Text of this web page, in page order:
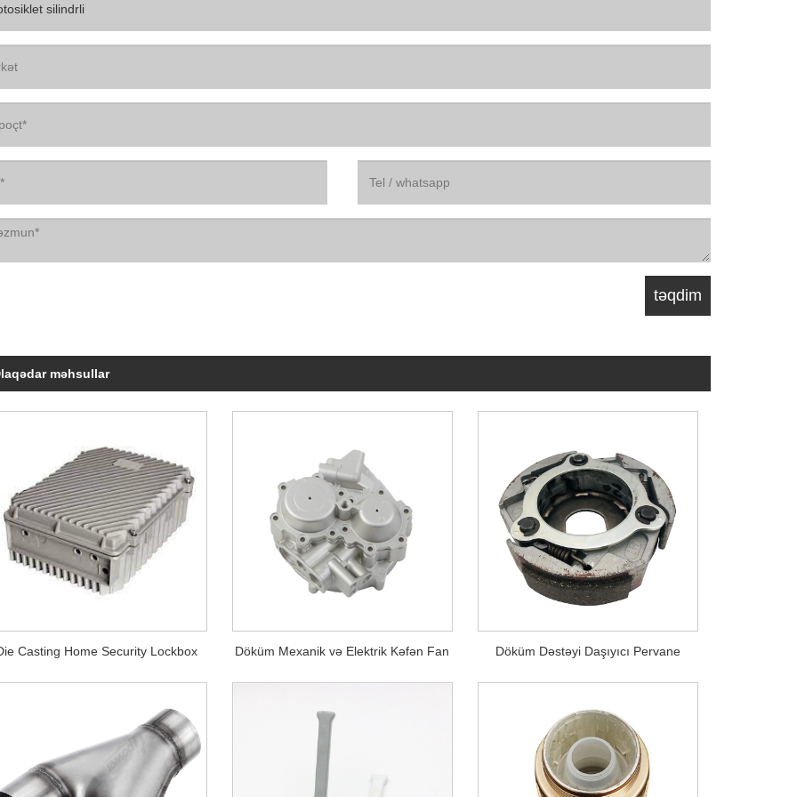
məhsullar
Casting Home Security Lockbox Döküm Mexanik və Elektrik Kəfən Fan Döküm Dəstəyi Daşıyıcı Pervane